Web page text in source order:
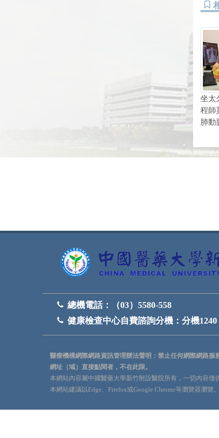
坐太
程師
肺動
總機電話：
（03）5580-558
健康檢查中心自費諮詢分機： 分機1240
醫療機構網際網路資訊管理辦法聲明：禁止任何網際網路
網址（域）直接點閱者，不在此限。
本網站內容屬中國醫藥大學新竹附設醫院所有，一切內容
本網站建議以Edge、Firefox或Google Chrome等瀏覽器瀏覽